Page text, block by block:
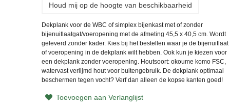
Houd mij op de hoogte van beschikbaarheid
Dekplank voor de WBC of simplex bijenkast met of zonder
bijenuitlaatgat/voeropening met de afmeting 45,5 x 40,5 cm. Wordt
geleverd zonder kader. Kies bij het bestellen waar je de bijenuitlaat
of voeropening in de dekplank wilt hebben. Ook kun je kiezen voor
een dekplank zonder voeropening. Houtsoort: okoume komo FSC,
watervast verlijmd hout voor buitengebruik. De dekplank optimaal
beschermen tegen vocht? Verf dan alleen de kopse kanten goed!
Toevoegen aan Verlanglijst